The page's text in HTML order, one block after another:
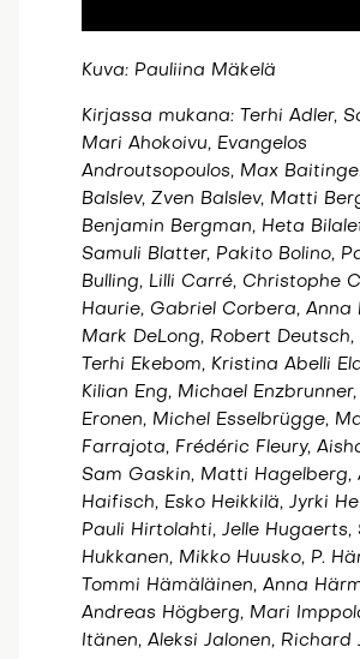
Kuva: Pauliina Mäkelä
Kirjassa mukana: Terhi Adler,
Mari Ahokoivu, Evangelos
Androutsopoulos, Max
Balslev, Zven Balslev, Matti
Benjamin Bergman, Heta
Samuli Blatter, Pakito Bolino,
Bulling, Lilli Carré, Christophe
Haurie, Gabriel Corbera, Anna
Mark DeLong, Robert Deutsch,
Terhi Ekebom, Kristina Abelli
Kilian Eng, Michael
Eronen, Michel Esselbrügge,
Farrajota, Frédéric Fleury,
Sam Gaskin, Matti Hagelberg,
Haifisch, Esko Heikkilä, Jyrki
Pauli Hirtolahti, Jelle Hugaerts,
Hukkanen, Mikko Huusko, P.
Tommi Hämäläinen, Anna
Andreas Högberg, Mari
Itänen, Aleksi Jalonen, Richard